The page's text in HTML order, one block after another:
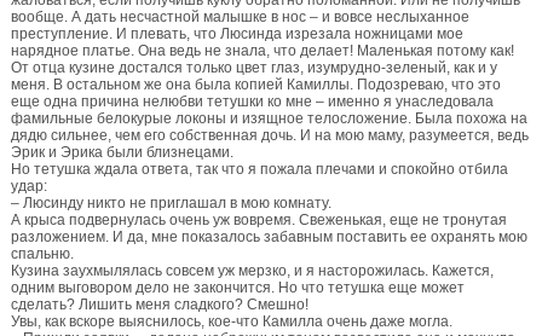
вообще. А дать несчастной малышке в нос – и вовсе неслыханное
преступление. И плевать, что Люсинда изрезала ножницами мое
нарядное платье. Она ведь не знала, что делает! Маленькая потому как!
От отца кузине достался только цвет глаз, изумрудно-зеленый, как и у
меня. В остальном же она была копией Камиллы. Подозреваю, что это
еще одна причина нелюбви тетушки ко мне – именно я унаследовала
фамильные белокурые локоны и изящное телосложение. Была похожа на
дядю сильнее, чем его собственная дочь. И на мою маму, разумеется, ведь
Эрик и Эрика были близнецами.
Но тетушка ждала ответа, так что я пожала плечами и спокойно отбила
удар:
– Люсинду никто не приглашал в мою комнату.
А крыса подвернулась очень уж вовремя. Свеженькая, еще не тронутая
разложением. И да, мне показалось забавным поставить ее охранять мою
спальню.
Кузина заухмылялась совсем уж мерзко, и я насторожилась. Кажется,
одним выговором дело не закончится. Но что тетушка еще может
сделать? Лишить меня сладкого? Смешно!
Увы, как вскоре выяснилось, кое-что Камилла очень даже могла.